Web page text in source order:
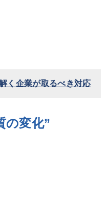
く企業が取るべき対応
の変化”